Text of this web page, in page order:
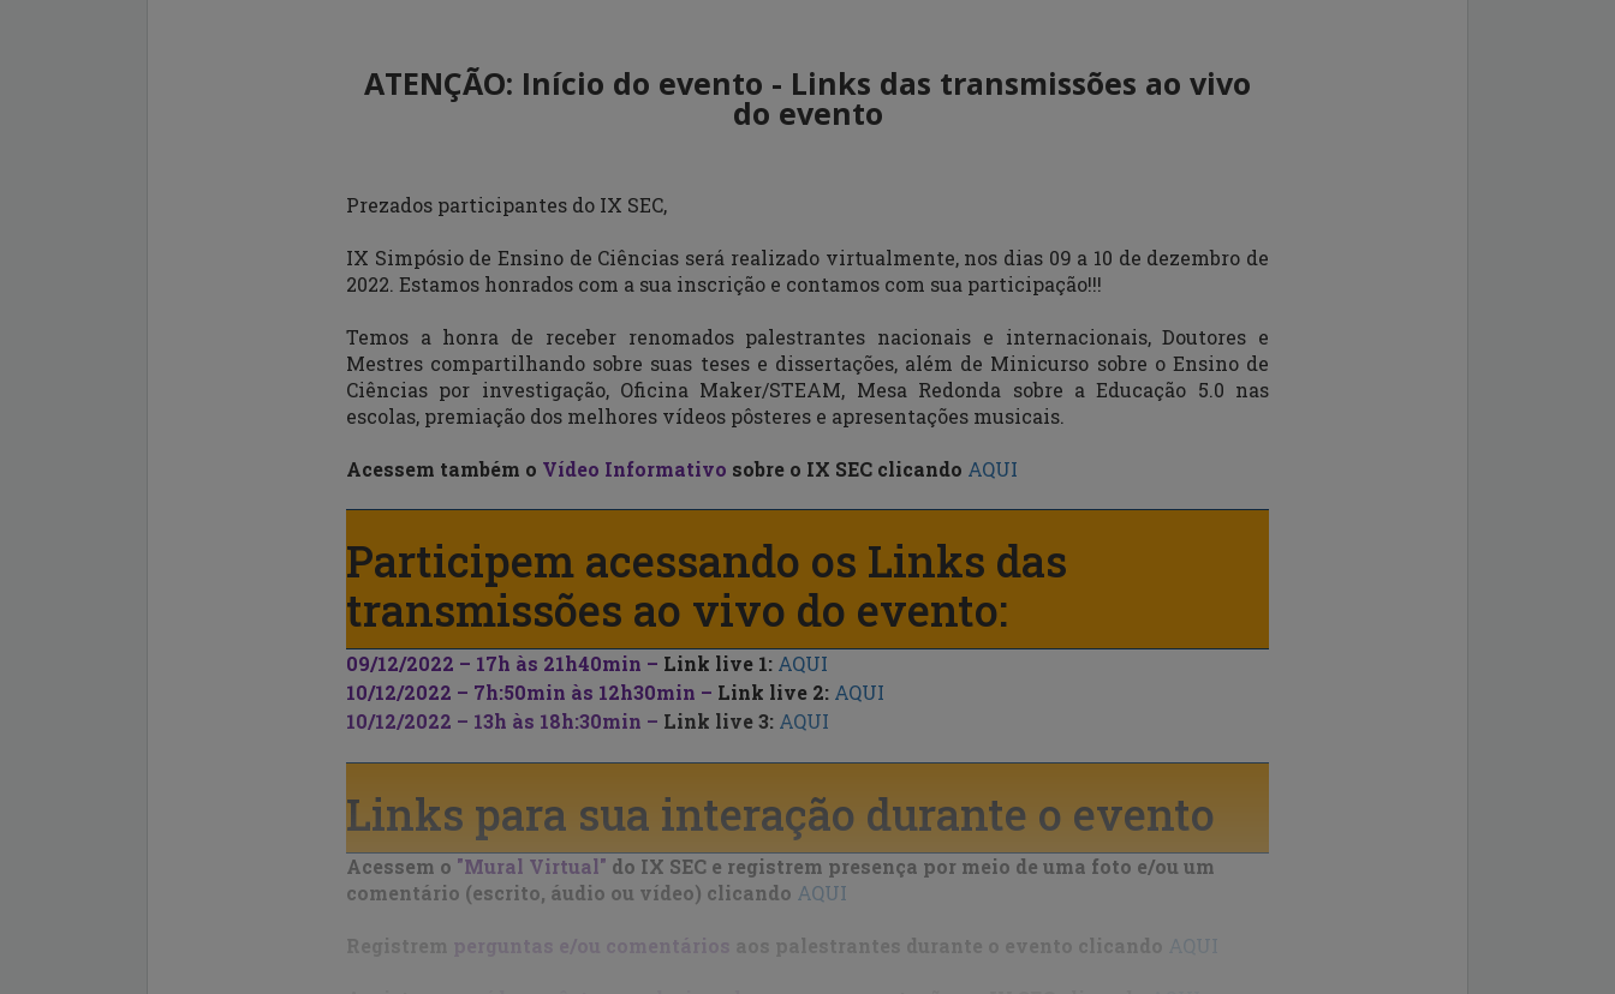
ATENÇÃO: Início do evento - Links das transmissões ao vivo
do evento
Prezados participantes do IX SEC,
IX Simpósio de Ensino de Ciências será realizado virtualmente, nos dias 09 a 10 de dezembro de
2022. Estamos honrados com a sua inscrição e contamos com sua participação!!!
Temos a honra de receber renomados palestrantes nacionais e internacionais, Doutores e
Mestres compartilhando sobre suas teses e dissertações, além de Minicurso sobre o Ensino de
Ciências por investigação, Oficina Maker/STEAM, Mesa Redonda sobre a Educação 5.0 nas
escolas, premiação dos melhores vídeos pôsteres e apresentações musicais.
Acessem também o Vídeo Informativo sobre o IX SEC clicando AQUI
Participem acessando os Links das
transmissões ao vivo do evento:
09/12/2022 – 17h às 21h40min – Link live 1: AQUI
10/12/2022 – 7h:50min às 12h30min – Link live 2: AQUI
10/12/2022 – 13h às 18h:30min – Link live 3: AQUI
Links para sua interação durante o evento
Acessem o "Mural Virtual" do IX SEC e registrem presença por meio de uma foto e/ou um
comentário (escrito, áudio ou vídeo) clicando AQUI
Registrem perguntas e/ou comentários aos palestrantes durante o evento clicando AQUI